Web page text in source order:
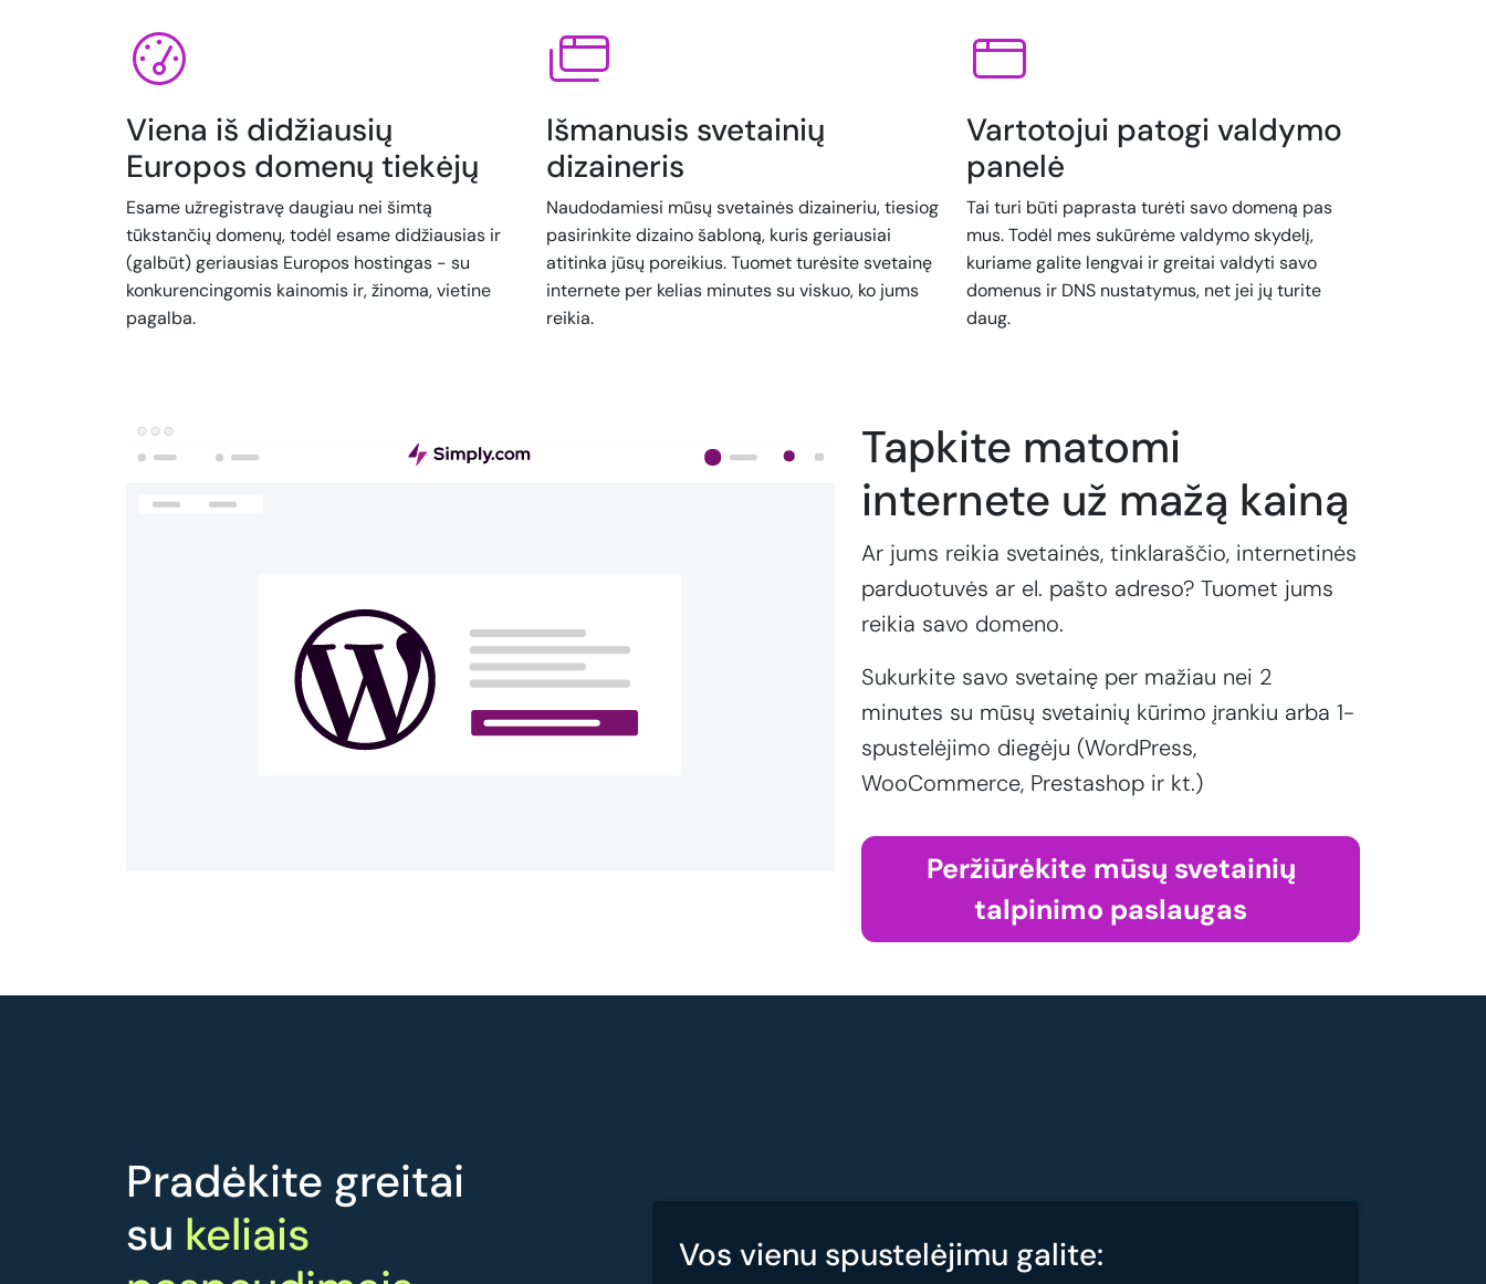
Viena iš didžiausių
Europos domenų tiekėjų
Esame užregistravę daugiau nei šimtą
tūkstančių domenų, todėl esame didžiausias ir
(galbūt) geriausias Europos hostingas - su
konkurencingomis kainomis ir, žinoma, vietine
pagalba.
Išmanusis svetainių
dizaineris
Naudodamiesi mūsų svetainės dizaineriu, tiesiog
pasirinkite dizaino šabloną, kuris geriausiai
atitinka jūsų poreikius. Tuomet turėsite svetainę
internete per kelias minutes su viskuo, ko jums
reikia.
Vartotojui patogi valdymo
panelė
Tai turi būti paprasta turėti savo domeną pas
mus. Todėl mes sukūrėme valdymo skydelį,
kuriame galite lengvai ir greitai valdyti savo
domenus ir DNS nustatymus, net jei jų turite
daug.
Tapkite matomi
internete už mažą kainą
Ar jums reikia svetainės, tinklaraščio, internetinės
parduotuvės ar el. pašto adreso? Tuomet jums
reikia savo domeno.
Sukurkite savo svetainę per mažiau nei 2
minutes su mūsų svetainių kūrimo įrankiu arba 1-
spustelėjimo diegėju (WordPress,
WooCommerce, Prestashop ir kt.)
Peržiūrėkite mūsų svetainių
talpinimo paslaugas
Pradėkite greitai
su keliais
Vos vienu spustelėjimu galite: